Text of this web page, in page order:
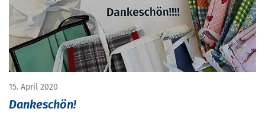
15. April 2020
Dankeschön!